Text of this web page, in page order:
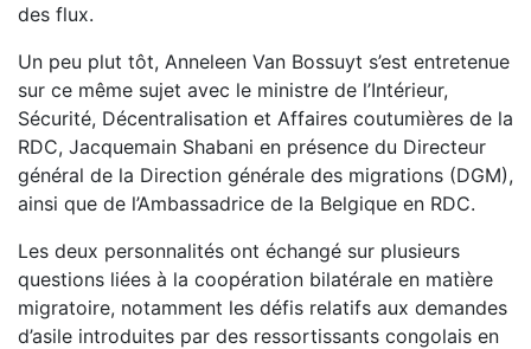
des flux.
Un peu plut tôt, Anneleen Van Bossuyt s’est entretenue
sur ce même sujet avec le ministre de l’Intérieur,
Sécurité, Décentralisation et Affaires coutumières de la
RDC, Jacquemain Shabani en présence du Directeur
général de la Direction générale des migrations (DGM),
ainsi que de l’Ambassadrice de la Belgique en RDC.
Les deux personnalités ont échangé sur plusieurs
questions liées à la coopération bilatérale en matière
migratoire, notamment les défis relatifs aux demandes
d’asile introduites par des ressortissants congolais en